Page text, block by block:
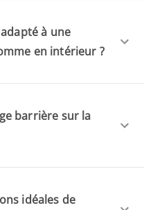
à une
en intérieur ?
barrière sur la
idéales de